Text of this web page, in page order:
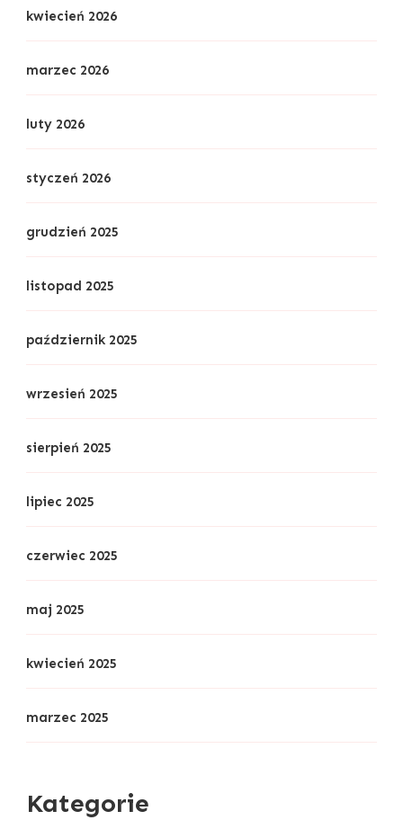
kwiecień 2026
marzec 2026
luty 2026
styczeń 2026
grudzień 2025
listopad 2025
październik 2025
wrzesień 2025
sierpień 2025
lipiec 2025
czerwiec 2025
maj 2025
kwiecień 2025
marzec 2025
Kategorie